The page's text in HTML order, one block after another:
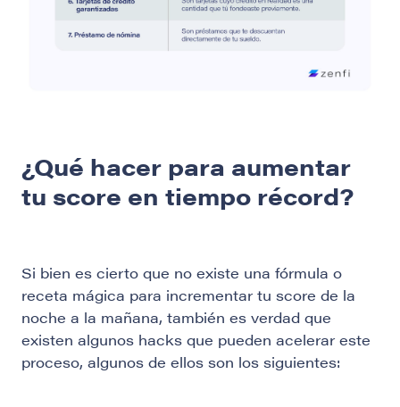
¿Qué hacer para aumentar
tu score en tiempo récord?
Si bien es cierto que no existe una fórmula o
receta mágica para incrementar tu score de la
noche a la mañana, también es verdad que
existen algunos hacks que pueden acelerar este
proceso, algunos de ellos son los siguientes: